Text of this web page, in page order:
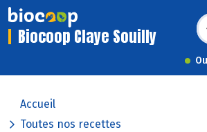
Biocoop Claye Souilly
Accueil
Toutes nos recettes